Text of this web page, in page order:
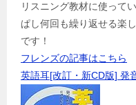
リスニング教材に使って
ぱし何回も繰り返せる楽
です！
フレンズの記事はこちら
英語耳[改訂・新CD版] 発